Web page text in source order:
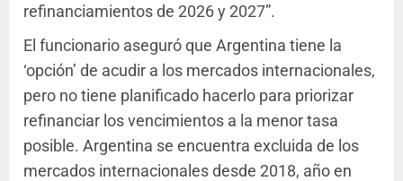
refinanciamientos de 2026 y 2027”.
El funcionario aseguró que Argentina tiene la
‘opción’ de acudir a los mercados internacionales,
pero no tiene planificado hacerlo para priorizar
refinanciar los vencimientos a la menor tasa
posible. Argentina se encuentra excluida de los
mercados internacionales desde 2018, año en